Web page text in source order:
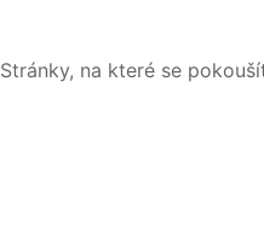
Stránky, na které se